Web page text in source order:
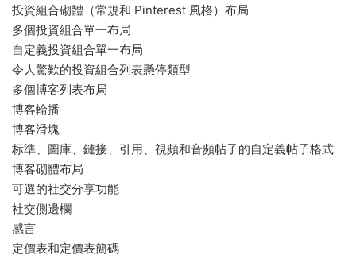
投資組合砌體（常規和 Pinterest 風格）布局
多個投資組合單一布局
自定義投資組合單一布局
令人驚歎的投資組合列表懸停類型
多個博客列表布局
博客輪播
博客滑塊
标準、圖庫、鏈接、引用、視頻和音頻帖子的自定義帖子格式
博客砌體布局
可選的社交分享功能
社交側邊欄
感言
定價表和定價表簡碼